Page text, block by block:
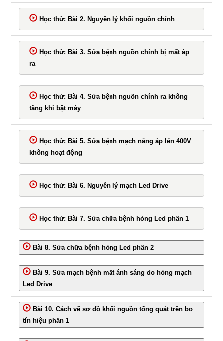
Học thử: Bài 2. Nguyên lý khối nguồn chính
Học thử: Bài 3. Sửa bệnh nguồn chính bị mất áp
ra
Học thử: Bài 4. Sửa bệnh nguồn chính ra không
tăng khi bật máy
Học thử: Bài 5. Sửa bệnh mạch nâng áp lên 400V
không hoạt động
Học thử: Bài 6. Nguyên lý mạch Led Drive
Học thử: Bài 7. Sửa chữa bệnh hỏng Led phần 1
Bài 8. Sửa chữa bệnh hỏng Led phần 2
Bài 9. Sửa mạch bệnh mất ánh sáng do hỏng mạch
Led Drive
Bài 10. Cách vẽ sơ đồ khối nguồn tổng quát trên bo
tín hiệu phần 1